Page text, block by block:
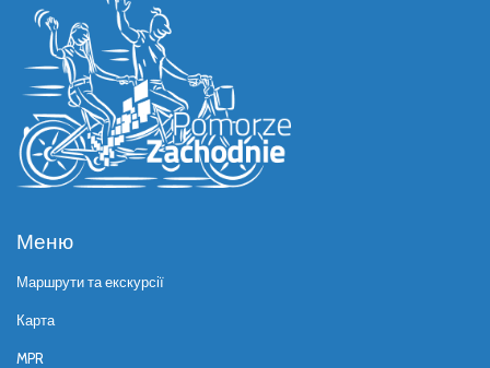
Меню
Маршрути та екскурсії
Карта
MPR